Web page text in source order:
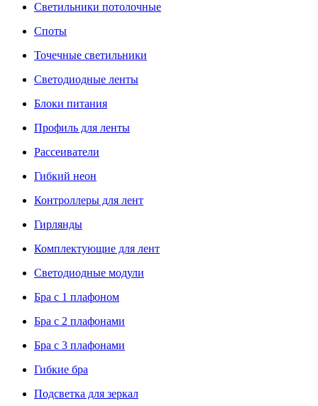
Светильники потолочные
Споты
Точечные светильники
Светодиодные ленты
Блоки питания
Профиль для ленты
Рассеиватели
Гибкий неон
Контроллеры для лент
Гирлянды
Комплектующие для лент
Светодиодные модули
Бра с 1 плафоном
Бра с 2 плафонами
Бра с 3 плафонами
Гибкие бра
Подсветка для зеркал